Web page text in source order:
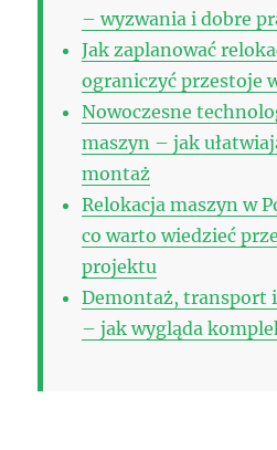
– wyzwania i dobre
Jak zaplanować
ograniczyć przestoje
Nowoczesne
maszyn – jak
montaż
Relokacja maszyn w
co warto wiedzieć
projektu
Demontaż, transport
– jak wygląda